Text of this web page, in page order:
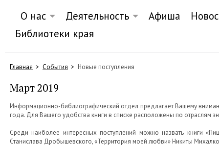
О нас Деятельность Афиша
Библиотеки края
Главная События Новые поступления
Март 2019
Информационно-библиографический отдел предлагает Вашему
года. Для Вашего удобства книги в списке расположены по отраслям
Среди наиболее интересных поступлений можно назвать книги
Станислава Дробышевского, «Территория моей любви» Никиты